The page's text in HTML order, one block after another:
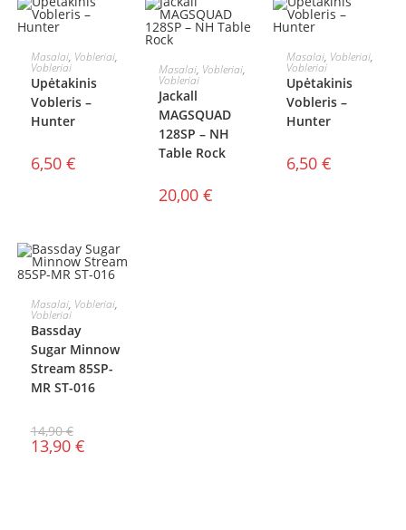
Į KREPŠELĮ
Masalai, Vobleriai,
Vobleriai
Upėtakinis
Vobleris –
Hunter
6,50 €
Į KREPŠELĮ
Masalai, Vobleriai,
Vobleriai
Jackall
MAGSQUAD
128SP – NH
Table Rock
20,00 €
Į KREPŠELĮ
Masalai, Vobleriai,
Vobleriai
Upėtakinis
Vobleris –
Hunter
6,50 €
AKCIJA!
Į KREPŠELĮ
Masalai, Vobleriai,
Vobleriai
Bassday
Sugar Minnow
Stream 85SP-
MR ST-016
14,90€
13,90 €